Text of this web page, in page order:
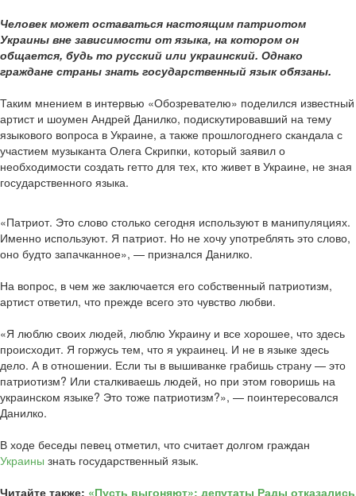
Человек может оставаться настоящим патриотом
Украины вне зависимости от языка, на котором он
общается, будь то русский или украинский. Однако
граждане страны знать государственный язык обязаны.
Таким мнением в интервью «Обозревателю» поделился известный
артист и шоумен Андрей Данилко, подискутировавший на тему
языкового вопроса в Украине, а также прошлогоднего скандала с
участием музыканта Олега Скрипки, который заявил о
необходимости создать гетто для тех, кто живет в Украине, не зная
государственного языка.
«Патриот. Это слово столько сегодня используют в манипуляциях.
Именно используют. Я патриот. Но не хочу употреблять это слово,
оно будто запачканное», — признался Данилко.
На вопрос, в чем же заключается его собственный патриотизм,
артист ответил, что прежде всего это чувство любви.
«Я люблю своих людей, люблю Украину и все хорошее, что здесь
происходит. Я горжусь тем, что я украинец. И не в языке здесь
дело. А в отношении. Если ты в вышиванке грабишь страну — это
патриотизм? Или сталкиваешь людей, но при этом говоришь на
украинском языке? Это тоже патриотизм?», — поинтересовался
Данилко.
В ходе беседы певец отметил, что считает долгом граждан
Украины знать государственный язык.
Читайте также: «Пусть выгоняют»: депутаты Рады отказались